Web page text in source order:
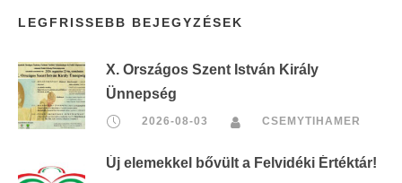
LEGFRISSEBB BEJEGYZÉSEK
X. Országos Szent István Király
Ünnepség
2026-08-03 CSEMYTIHAMER
Új elemekkel bővült a Felvidéki Értéktár!